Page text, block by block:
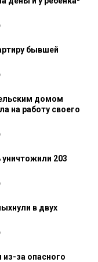
бывшей
домом
на работу своего
уничтожили 203
в двух
из-за опасного